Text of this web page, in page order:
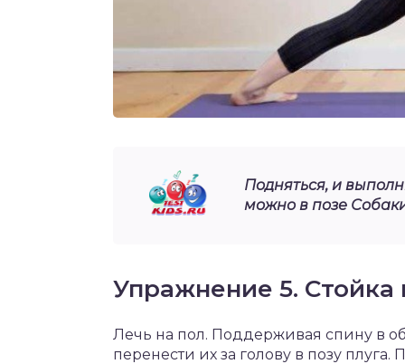
Подняться, и
можно в позе
Упражнение 5. Стойка
Лечь на пол. Поддерживая спину в
перенести их за голову в позу